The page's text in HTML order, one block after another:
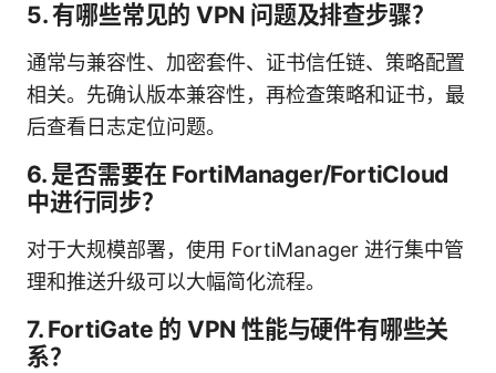
5. 有哪些常见的 VPN 问题及排查步骤？
通常与兼容性、加密套件、证书信任链、策略配置
相关。先确认版本兼容性，再检查策略和证书，最
后查看日志定位问题。
6. 是否需要在 FortiManager/FortiCloud
中进行同步？
对于大规模部署，使用 FortiManager 进行集中管
理和推送升级可以大幅简化流程。
7. FortiGate 的 VPN 性能与硬件有哪些关
系？